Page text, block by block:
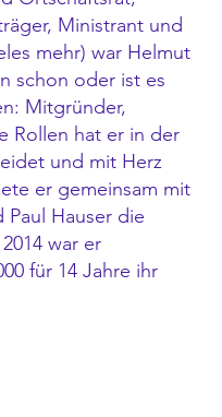
Ministrant und
mehr) war Helmut
schon oder ist es
Mitgründer,
Rollen hat er in der
und mit Herz
er gemeinsam mit
Paul Hauser die
war er
für 14 Jahre ihr